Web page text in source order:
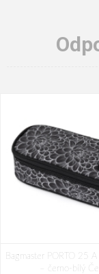
Bagmaster PORTO 25 A
– černo-bílý